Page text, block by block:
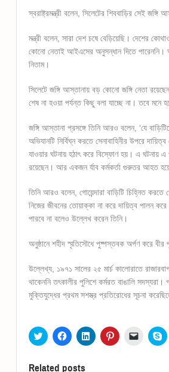
স্বরাষ্ট্রমন্ত্রী বলেন, সিলেটের শিববাড়ির সেই জঙ্গি
মন্ত্রী বলেন, সারা দেশ চষে বেড়িয়েছি। দেশের
কোনো নেতাই আইএসের অনুসন্ধান দিতে
নিতাম।
সিলেটে জঙ্গি আস্তানায় বড় কোনো জঙ্গি নেতা
শেষ না হওয়া পর্যন্ত কিছু বলা যাচ্ছে না। তবে মনে
জঙ্গি আস্তানা প্রসঙ্গে তিনি আরও বলেন, ‘যে
অভিযানটি নির্বিঘ্ন করতে সেনাবাহিনীর উপরে
যাওয়ার ঘটনায় হঠাৎ করে বিস্ফোণ হয়। এ ঘটনায়
রয়েছেন। আর একজন র্যাব কর্মকর্তা গুরুতর আহত
তিনি আরও বলেন, গোয়েন্দারা বাড়িটি চিহ্নিত
নিজের জীবনের তোয়াক্কা না করে দায়িত্ব পালন
পারবে না বলেও উল্লেখ করেন তিনি।
অনুষ্ঠানে শহীদ স্মৃতিসৌধে পুষ্পস্তবক অর্পণ করে
উল্লেখ্য, ১৯৭১ সালের ২৫ মার্চ কালোরাতে
থাকেননি তৎকালীর পুলিশে কর্মরত বাঙালি সদস্যরা।
মুক্তিযুদ্ধের প্রথম সশস্ত্র প্রতিরোধের সূচনা
Click
to
Twitter
Click
to
Facebook
Click
to
Click
to
Click
to
Related posts